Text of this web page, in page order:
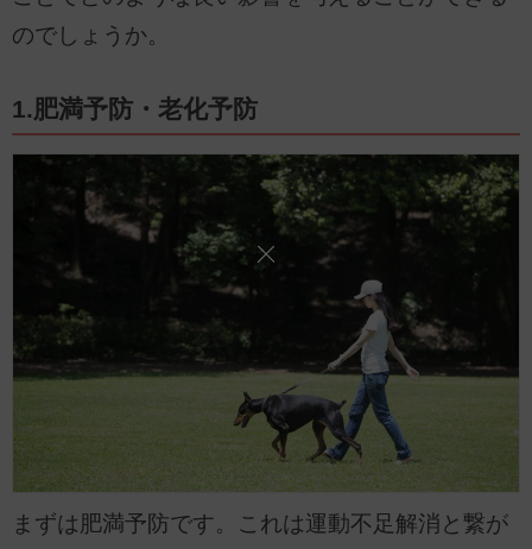
のでしょうか。
1.肥満予防・老化予防
まずは肥満予防です。これは運動不足解消と繋が